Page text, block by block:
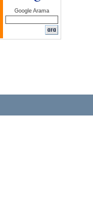
Google Arama